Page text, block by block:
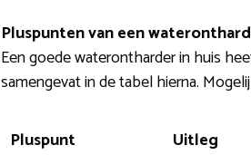
Pluspunten van een
Een goede waterontharder in huis
samengevat in de tabel hierna.
Pluspunt Uitleg